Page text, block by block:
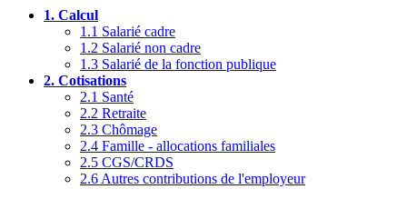
1. Calcul
1.1 Salarié cadre
1.2 Salarié non cadre
1.3 Salarié de la fonction publique
2. Cotisations
2.1 Santé
2.2 Retraite
2.3 Chômage
2.4 Famille - allocations familiales
2.5 CGS/CRDS
2.6 Autres contributions de l'employeur